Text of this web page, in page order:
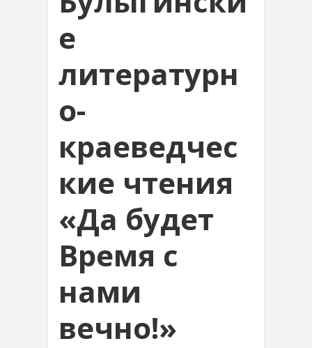
е
литературн
о-
краеведчес
кие чтения
«Да будет
Время с
нами
вечно!»